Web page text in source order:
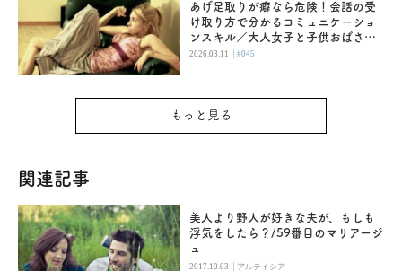
あげ足取りが癖なら危険！会話の受
け取り方で分かるコミュニケーショ
ンスキル／大人女子と子供おばさん
の恋愛の違い
2026.03.11 |#045
もっと見る
関連記事
美人より野人が好きな夫が、もしも
浮気をしたら？/59番目のマリアージ
ュ
2017.10.03 | アルテイシア